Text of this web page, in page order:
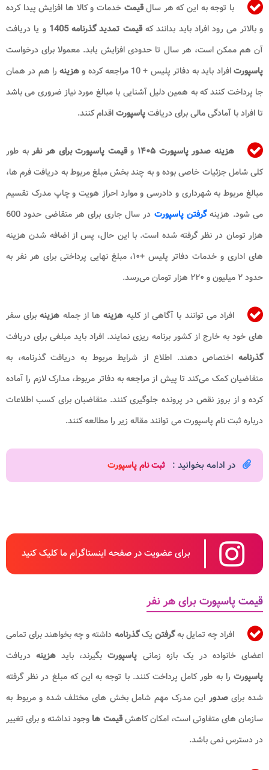
با توجه به این که هر سالقیمت خدمات و کالا ها افزایش پیدا کرده
و بالاتر می رود افراد باید بدانند کهقیمت تمدید گذرنامه 1405
و یا دریافت
آن هم ممکن است، هر سال تا حدودی افزایش یابد. معمولا برای درخواست
پاسپورتافراد باید به دفاتر پلیس + 10 مراجعه کرده و هزینهرا هم در همان
جا پرداخت کنند که به همین دلیل آشنایی با مبالغ مورد نیاز ضروری می باشد
تا افراد با آمادگی مالی برای دریافتپاسپورتاقدام کنند.
هزینه صدور پاسپورت ۱۴۰۵ وقیمت پاسپورت برای هر نفربه طور
کلی شامل جزئیات خاصی بوده و به چند بخش مبلغ مربوط به دریافت فرم ها،
مبالغ مربوط به شهرداری و دادرسی و موارد احراز هویت و چاپ مدرک تقسیم
می شود. هزینهگرفتن پاسپورت
در سال جاری برای هر متقاضی حدود 600
هزار تومان در نظر گرفته شده است. با این حال، پس از اضافه شدن هزینه‌
های اداری و خدمات دفاتر پلیس +۱۰، مبلغ نهایی پرداختی برای هر نفر به
حدود ۲ میلیون و ۲۲۰ هزار تومان می‌رسد.
افراد می توانند با آگاهی از کلیه هزینه ها از جمله هزینه برای سفر
های خود به خارج از کشور برنامه ریزی نمایند. افراد باید مبلغی برای دریافت
گذرنامه اختصاص دهند. اطلاع از شرایط مربوط به دریافت گذرنامه، به
متقاضیان کمک می‌کند تا پیش از مراجعه به دفاتر مربوط، مدارک لازم را آماده
کرده و از بروز نقص در پرونده جلوگیری کنند. متقاضبان برای کسب اطلاعات
درباره ثبت نام پاسپورت می توانند مقاله زیر را مطالعه کنند.
در ادامه بخوانید : ثبت نام پاسپورت
برای عضویت در صفحه اینستاگرام ما کلیک کنید
قیمت پاسپورت برای هر نفر
افراد چه تمایل بهگرفتن یکگذرنامه داشته و چه بخواهند برای تمامی
اعضای خانواده در یک بازه زمانی پاسپورتبگیرند، باید هزینه دریافت
پاسپورت را به طور کامل پرداخت کنند. با توجه به این که مبلغ در نظر گرفته
شده برایصدور این مدرک مهم شامل بخش های مختلف شده و مربوط به
سازمان های متفاوتی است، امکان کاهشقیمت ها وجود نداشته و برای تغییر
در دسترس نمی باشد.